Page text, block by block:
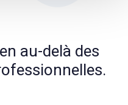
au-delà des